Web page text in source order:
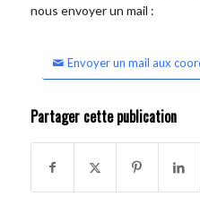
nous envoyer un mail :
Envoyer un mail aux
Partager cette publication